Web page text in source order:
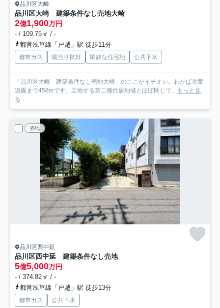
品川区大崎
品川区大崎 建築条件なし売地大崎
2億1,900万円
- / 109.75㎡ / -
都営浅草線「戸越」駅 徒歩11分
都市ガス 陽当り良好 閑静な住宅地 公共下水
「品川区大崎 建築条件なし売地大崎」のここがイチオシ。わかば児童
遊園まで458mです。立地する第二種住居地域とほぼ同じで... もっと見
る
売地
品川区西中延
品川区西中延 建築条件なし売地
5億5,000万円
- / 374.82㎡ / -
都営浅草線「戸越」駅 徒歩13分
都市ガス 公共下水